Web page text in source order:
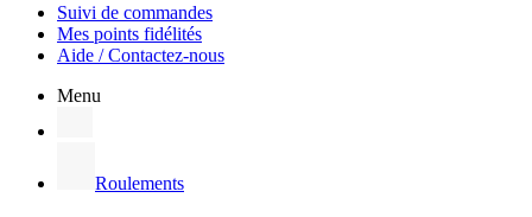
Suivi de commandes
Mes points fidélités
Aide / Contactez-nous
Menu
Roulements